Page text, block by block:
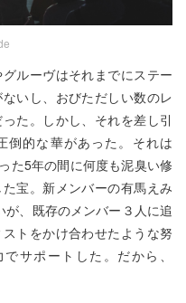
ルーヴはそれまでにステー
いし、おびただしい数のレ
た。しかし、それを差し引
倒的な華があった。それは
た5年の間に何度も泥臭い修
宝。新メンバーの有馬えみ
、既存のメンバー３人に追
トをかけ合わせたような努
サポートした。だから、